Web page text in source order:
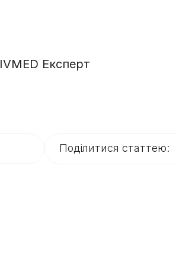
IVMED Експерт
Поділитися статтею: